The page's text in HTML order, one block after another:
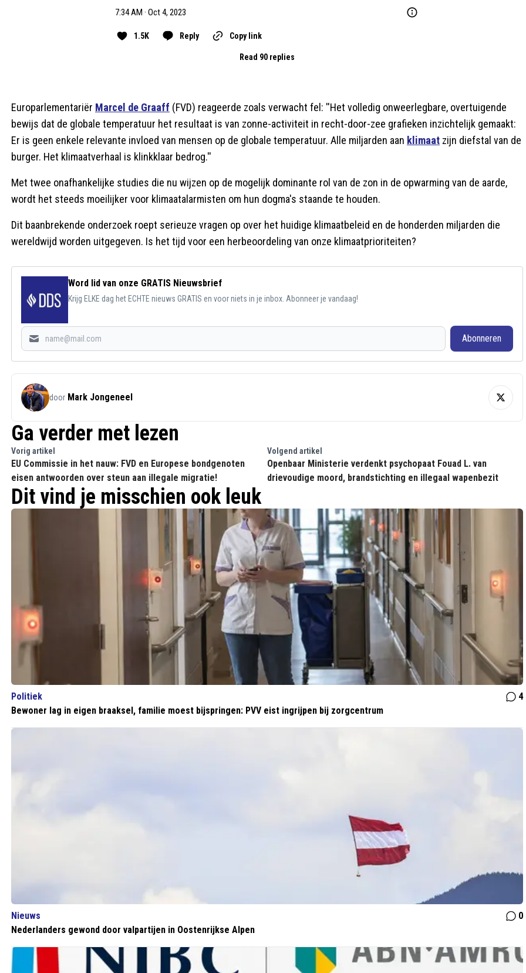
7:34 AM · Oct 4, 2023
1.5K Reply Copy link
Read 90 replies
Europarlementariër Marcel de Graaff (FVD) reageerde zoals verwacht fel: ''Het volledig onweerlegbare, overtuigende
bewijs dat de globale temperatuur het resultaat is van zonne-activiteit in recht-door-zee grafieken inzichtelijk gemaakt:
Er is geen enkele relevante invloed van mensen op de globale temperatuur. Alle miljarden aan klimaat zijn diefstal van de
burger. Het klimaatverhaal is klinkklaar bedrog.''
Met twee onafhankelijke studies die nu wijzen op de mogelijk dominante rol van de zon in de opwarming van de aarde,
wordt het steeds moeilijker voor klimaatalarmisten om hun dogma's staande te houden.
Dit baanbrekende onderzoek roept serieuze vragen op over het huidige klimaatbeleid en de honderden miljarden die
wereldwijd worden uitgegeven. Is het tijd voor een herbeoordeling van onze klimaatprioriteiten?
Word lid van onze GRATIS Nieuwsbrief
Krijg ELKE dag het ECHTE nieuws GRATIS en voor niets in je inbox. Abonneer je vandaag!
Abonneren
door Mark Jongeneel
Ga verder met lezen
Vorig artikel
EU Commissie in het nauw: FVD en Europese bondgenoten
eisen antwoorden over steun aan illegale migratie!
Volgend artikel
Openbaar Ministerie verdenkt psychopaat Fouad L. van
drievoudige moord, brandstichting en illegaal wapenbezit
Dit vind je misschien ook leuk
Politiek
4
Bewoner lag in eigen braaksel, familie moest bijspringen: PVV eist ingrijpen bij zorgcentrum
Nieuws
0
Nederlanders gewond door valpartijen in Oostenrijkse Alpen